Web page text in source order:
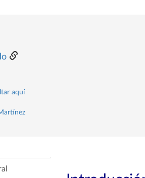
aquí